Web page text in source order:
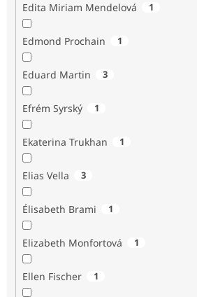
Edita Miriam Mendelová 1
Edmond Prochain 1
Eduard Martin 3
Efrém Syrský 1
Ekaterina Trukhan 1
Elias Vella 3
Élisabeth Brami 1
Elizabeth Monfortová 1
Ellen Fischer 1